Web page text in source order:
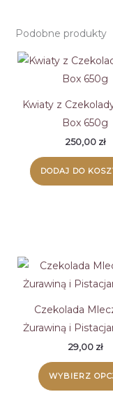
Podobne produkty
Kwiaty z
Box 650g
250,00 zł
DODAJ DO
Czekolada
Żurawiną i
29,00 zł
WYBIERZ